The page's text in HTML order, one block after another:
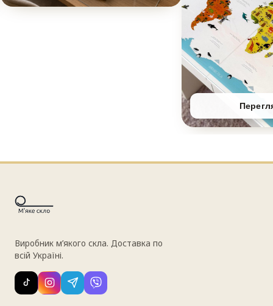
Виробник м’якого скла. Доставка по
всій Україні.